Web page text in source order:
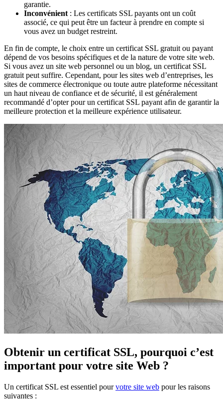
garantie.
Inconvénient: Les certificats SSL payants ont un coût
associé, ce qui peut être un facteur à prendre en compte si
vous avez un budget restreint.
En fin de compte, le choix entre un certificat SSL gratuit ou payant
dépend de vos besoins spécifiques et de la nature de votre site web.
Si vous avez un site web personnel ou un blog, un certificat SSL
gratuit peut suffire. Cependant, pour les sites web d’entreprises, les
sites de commerce électronique ou toute autre plateforme nécessitant
un haut niveau de confiance et de sécurité, il est généralement
recommandé d’opter pour un certificat SSL payant afin de garantir la
meilleure protection et la meilleure expérience utilisateur.
Obtenir un certificat SSL, pourquoi c’est
important pour votre site Web ?
Un certificat SSL est essentiel pourvotre site web pour les raisons
suivantes :